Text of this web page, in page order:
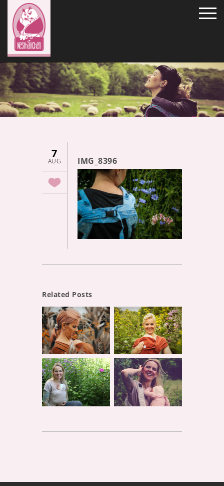
7
AUG IMG_8396
Related Posts